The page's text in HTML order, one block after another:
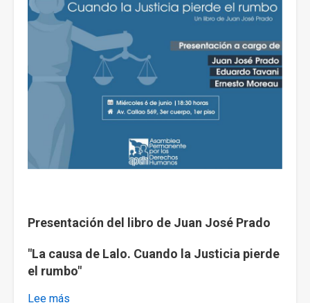
Presentación del libro de Juan José Prado
"La causa de Lalo. Cuando la Justicia pierde
el rumbo"
Lee más